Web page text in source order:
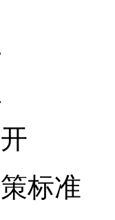
开
策标准